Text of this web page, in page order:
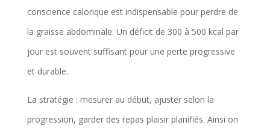
conscience calorique est indispensable pour perdre de
la graisse abdominale. Un déficit de 300 à 500 kcal par
jour est souvent suffisant pour une perte progressive
et durable.
La stratégie : mesurer au début, ajuster selon la
progression, garder des repas plaisir planifiés. Ainsi on